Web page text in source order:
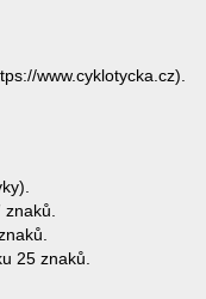
www.cyklotycka.cz).
25 znaků.